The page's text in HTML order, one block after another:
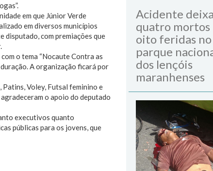
em que Júnior Verde
em diversos municípios
disputado, com premiações que
o tema “Nocaute Contra as
A organização ficará por
Patins, Voley, Futsal feminino e
o apoio do deputado
executivos quanto
públicas para os jovens, que
Acidente
quatro mortos
oito feridas no
parque
dos lençóis
maranhenses